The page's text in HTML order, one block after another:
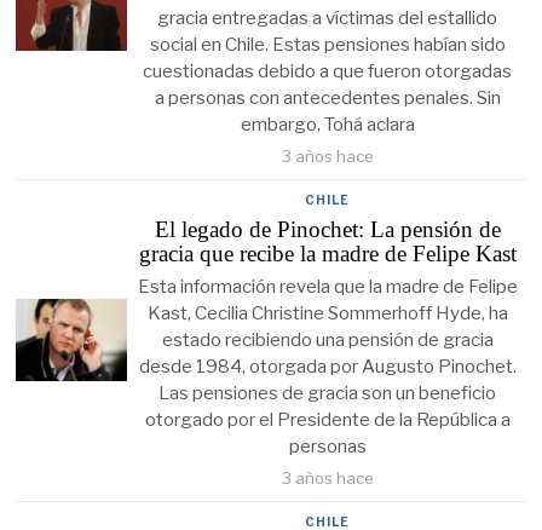
gracia entregadas a víctimas del estallido
social en Chile. Estas pensiones habían sido
cuestionadas debido a que fueron otorgadas
a personas con antecedentes penales. Sin
embargo, Tohá aclara
3 años hace
CHILE
El legado de Pinochet: La pensión de
gracia que recibe la madre de Felipe Kast
Esta información revela que la madre de Felipe
Kast, Cecilia Christine Sommerhoff Hyde, ha
estado recibiendo una pensión de gracia
desde 1984, otorgada por Augusto Pinochet.
Las pensiones de gracia son un beneficio
otorgado por el Presidente de la República a
personas
3 años hace
CHILE